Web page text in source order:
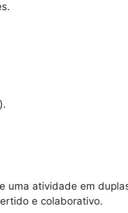
atividade em
e colaborativo.